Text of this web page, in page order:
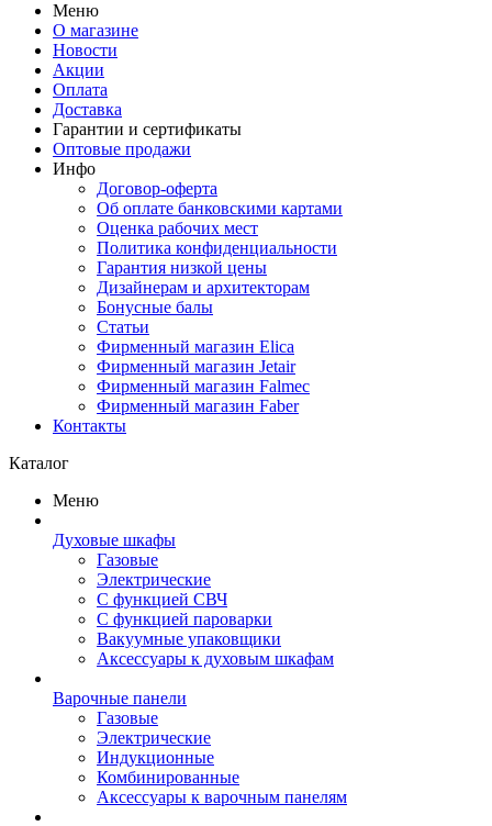
Меню
О магазине
Новости
Акции
Оплата
Доставка
Гарантии и сертификаты
Оптовые продажи
Инфо
Договор-оферта
Об оплате банковскими картами
Оценка рабочих мест
Политика конфиденциальности
Гарантия низкой цены
Дизайнерам и архитекторам
Бонусные балы
Статьи
Фирменный магазин Elica
Фирменный магазин Jetair
Фирменный магазин Falmec
Фирменный магазин Faber
Контакты
Каталог
Меню
Духовые шкафы
Газовые
Электрические
С функцией СВЧ
С функцией пароварки
Вакуумные упаковщики
Аксессуары к духовым шкафам
Варочные панели
Газовые
Электрические
Индукционные
Комбинированные
Аксессуары к варочным панелям